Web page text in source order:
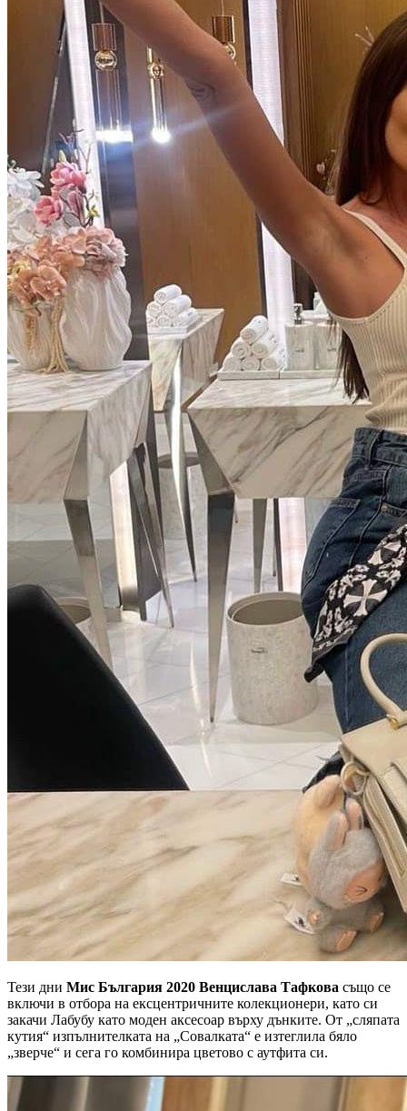
Тези дни Мис България 2020 Венцислава Тафкова също се
включи в отбора на ексцентричните колекционери, като си
закачи Лабубу като моден аксесоар върху дънките. От „сляпата
кутия“ изпълнителката на „Совалката“ е изтеглила бяло
„зверче“ и сега го комбинира цветово с аутфита си.